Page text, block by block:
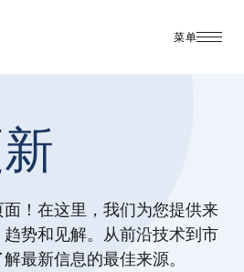
菜单
！在这里，我们为您提供来
势和见解。从前沿技术到市
最新信息的最佳来源。